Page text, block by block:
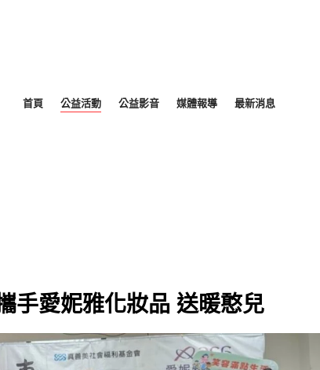
首頁 公益活動 公益影音 媒體報導 最新消息
手愛妮雅化妝品 送暖憨兒